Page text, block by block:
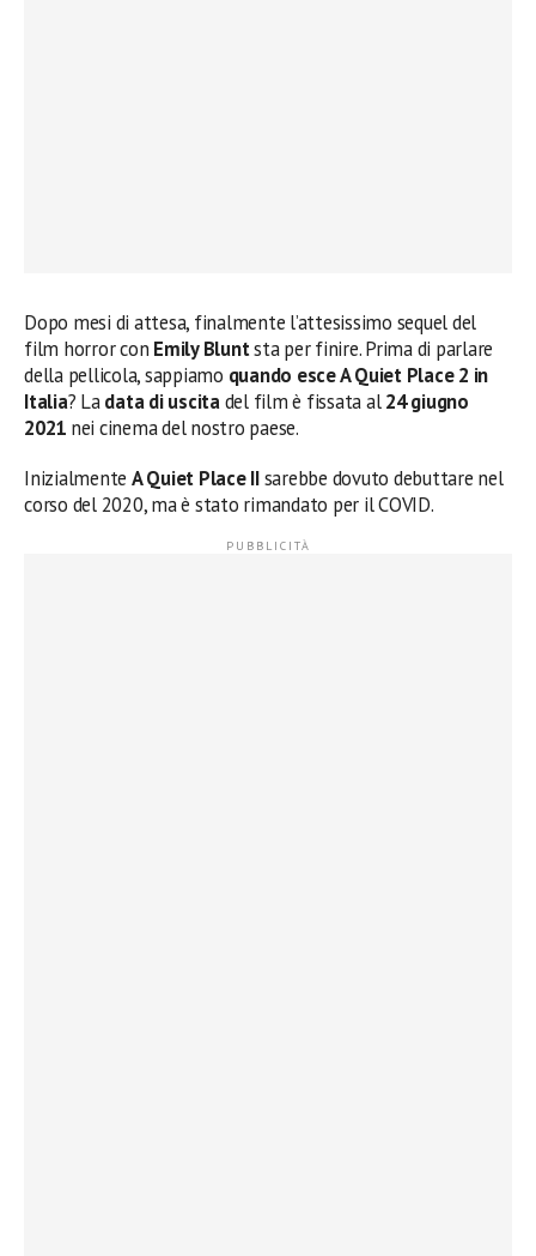
Dopo mesi di attesa, finalmente l’attesissimo sequel del
film horror con Emily Bluntsta per finire. Prima di parlare
della pellicola, sappiamo quando esce A Quiet Place 2 in
Italia? Ladata di uscitadel film è fissata al24 giugno
2021 nei cinema del nostro paese.
Inizialmente A Quiet Place IIsarebbe dovuto debuttare nel
corso del 2020, ma è stato rimandato per il COVID.